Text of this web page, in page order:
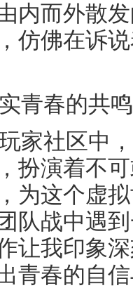
内而外散
仿佛在诉
青春的共鸣
家社区中
扮演着不
为这个虚
队战中遇
让我印象
青春的自